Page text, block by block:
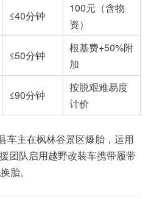
≤40分钟
100元（含物
资）
≤50分钟
根基费+50%附
加
≤90分钟
按脱艰难易度
计价
车主在枫林谷景区爆胎，运用
团队启用越野改装车携带履带
胎。